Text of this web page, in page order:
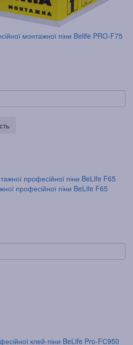
монтажної піни Belife PRO-F75
професійної піни BeLife F65